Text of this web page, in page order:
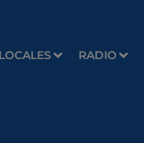
RADIO